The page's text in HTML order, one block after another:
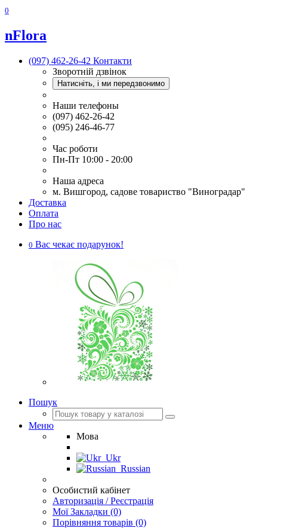
0
nFlora
(097) 462-26-42 Контакти
Зворотній дзвінок
Натисніть, і ми передзвонимо
Наши телефоны
(097) 462-26-42
(095) 246-46-77
Час роботи
Пн-Пт 10:00 - 20:00
Наша адреса
м. Вишгород, садове товариство "Виноградар"
Доставка
Оплата
Про нас
0 Вас чекає подарунок!
Пошук
Меню
Мова
Ukr
Russian
Особистий кабінет
Авторизація / Реєстрація
Мої Закладки (0)
Порівняння товарів (0)